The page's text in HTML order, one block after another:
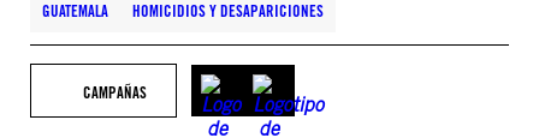
GUATEMALA HOMICIDIOS Y DESAPARICIONES
CAMPAÑAS